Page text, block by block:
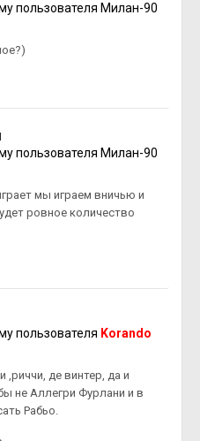
пользователя Милан-90
пользователя Милан-90
мы играем вничью и
ровное количество
пользователя Korando
,риччи, де винтер, да и
не Аллегри Фурлани и в
Рабьо.